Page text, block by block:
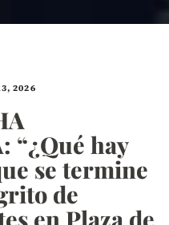
2026
“¿Qué hay
se termine
de
en Plaza de